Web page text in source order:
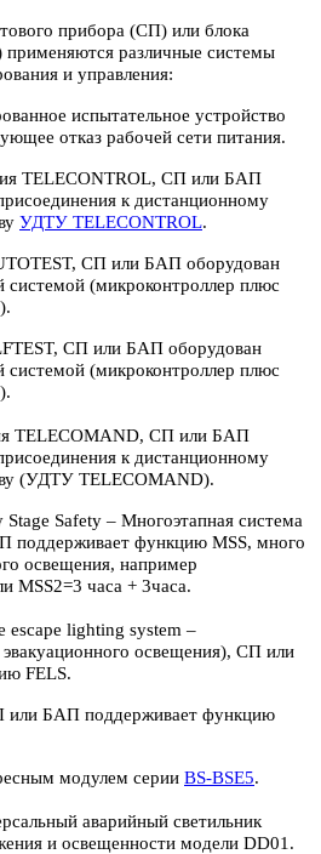
прибора (СП) или блока
различные системы
и управления:
испытательное устройство
отказ рабочей сети питания.
TELECONTROL, СП или БАП
к дистанционному
УДТУ TELECONTROL.
СП или БАП оборудован
системой (микроконтроллер плюс
СП или БАП оборудован
системой (микроконтроллер плюс
TELECOMAND, СП или БАП
к дистанционному
(УДТУ TELECOMAND).
Safety – Многоэтапная система
поддерживает функцию MSS, много
освещения, например
MSS2=3 часа + 3часа.
escape lighting system –
освещения), СП или
FELS.
БАП поддерживает функцию
модулем серии BS-BSE5.
аварийный светильник
и освещенности модели DD01.